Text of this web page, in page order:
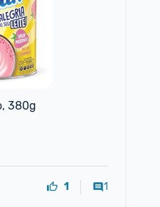
380g
1 1